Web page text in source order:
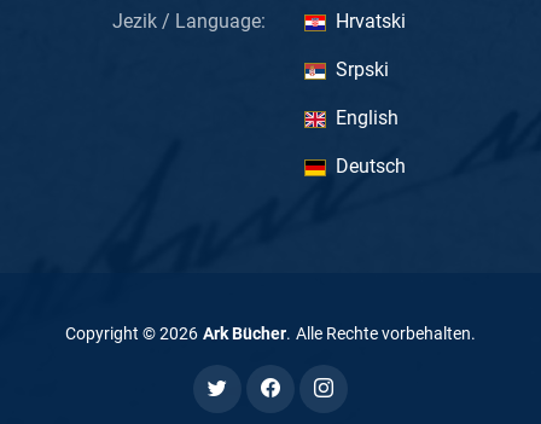
Jezik / Language: Hrvatski
Srpski
English
Deutsch
Copyright ©2026 Ark Bücher. Alle Rechte vorbehalten.